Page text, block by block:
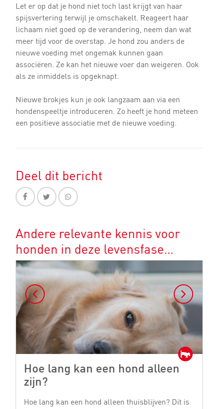
Let er op dat je hond niet toch last krijgt van haar
spijsvertering terwijl je omschakelt. Reageert haar
lichaam niet goed op de verandering, neem dan wat
meer tijd voor de overstap. Je hond zou anders de
nieuwe voeding met ongemak kunnen gaan
associëren. Ze kan het nieuwe voer dan weigeren. Ook
als ze inmiddels is opgeknapt.
Nieuwe brokjes kun je ook langzaam aan via een
hondenspeeltje introduceren. Zo heeft je hond meteen
een positieve associatie met de nieuwe voeding.
Deel dit bericht
Andere relevante kennis voor
honden in deze levensfase…
Hoe lang kan een hond alleen
zijn?
Hoe lang kan een hond alleen thuisblijven? Dit is